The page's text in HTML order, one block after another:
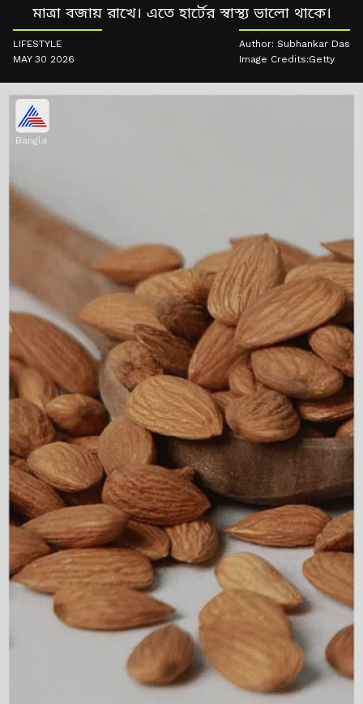
মাত্রা বজায় রাখে। এতে হার্টের স্বাস্থ্য ভালো থাকে।
LIFESTYLE
MAY 30 2026
Author: Subhankar Das
Image Credits:Getty
Bangla